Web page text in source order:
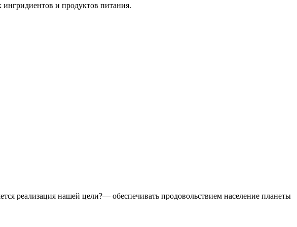
и продуктов питания.
реализация нашей цели?— обеспечивать продовольствием население планеты